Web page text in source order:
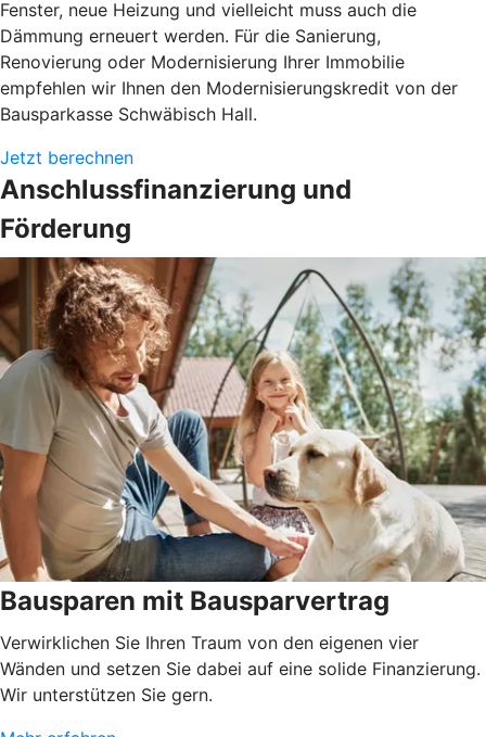
Fenster, neue Heizung und vielleicht muss auch die
Dämmung erneuert werden. Für die Sanierung,
Renovierung oder Modernisierung Ihrer Immobilie
empfehlen wir Ihnen den Modernisierungskredit von der
Bausparkasse Schwäbisch Hall.
Jetzt berechnen
Anschlussfinanzierung und
Förderung
Bausparen mit Bausparvertrag
Verwirklichen Sie Ihren Traum von den eigenen vier
Wänden und setzen Sie dabei auf eine solide Finanzierung.
Wir unterstützen Sie gern.